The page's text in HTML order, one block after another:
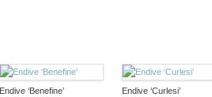
Endive ‘Benefine’ Endive ‘Curlesi’